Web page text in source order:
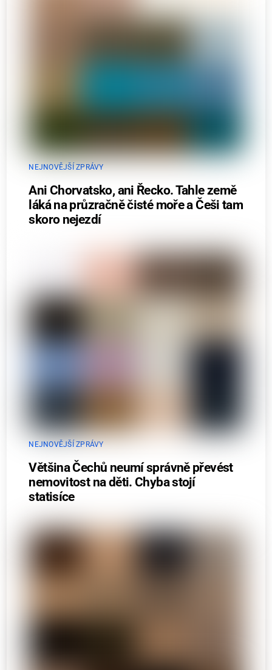
NEJNOVĚJŠÍ ZPRÁVY
Ani Chorvatsko, ani Řecko. Tahle země
láká na průzračně čisté moře a Češi tam
skoro nejezdí
NEJNOVĚJŠÍ ZPRÁVY
Většina Čechů neumí správně převést
nemovitost na děti. Chyba stojí
statisíce